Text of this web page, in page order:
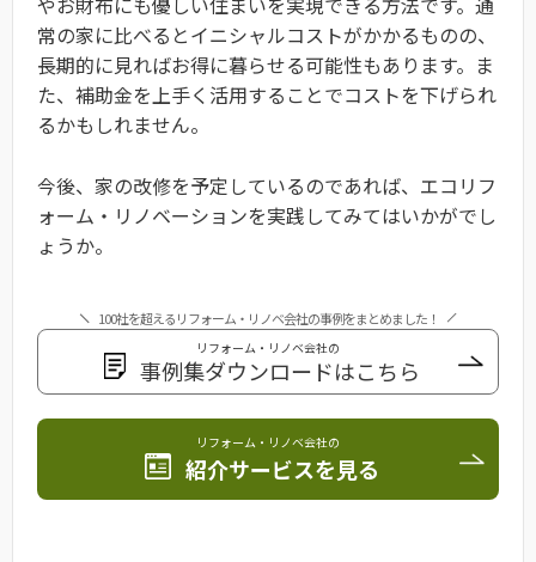
常の家に比べるとイニシャルコストがかかるものの、
長期的に見ればお得に暮らせる可能性もあります。ま
た、補助金を上手く活用することでコストを下げられ
るかもしれません。
今後、家の改修を予定しているのであれば、エコリフ
ォーム・リノベーションを実践してみてはいかがでし
ょうか。
100社を超えるリフォーム・リノベ会社の事例をまとめました！
リフォーム・リノベ会社の
事例集ダウンロードはこちら
リフォーム・リノベ会社の
紹介サービスを見る